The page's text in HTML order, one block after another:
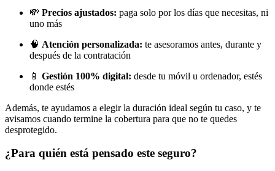
💸 Precios ajustados: paga solo por los días que necesitas, ni
uno más
🧠 Atención personalizada: te asesoramos antes, durante y
después de la contratación
📱 Gestión 100% digital: desde tu móvil u ordenador, estés
donde estés
Además, te ayudamos a elegir la duración ideal según tu caso, y te
avisamos cuando termine la cobertura para que no te quedes
desprotegido.
¿Para quién está pensado este seguro?